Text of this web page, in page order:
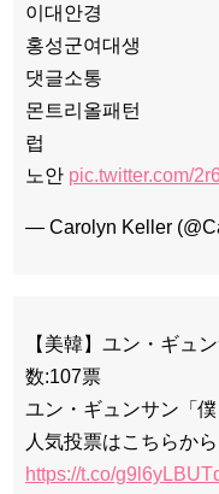
이대안경
홍성군여대생
댓글소통
몬트리올패턴
럽
노안 pic.twitter.com/
— Carolyn Keller
【美韓】ユン・ギュ
数:107票
ユン・ギュンサン「僕
人気投票はこちらから
https://t.co/